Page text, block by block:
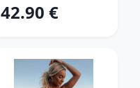
42.90 €